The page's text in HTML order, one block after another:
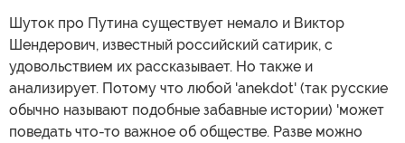
Шуток про Путина существует немало и Виктор
Шендерович, известный российский сатирик, с
удовольствием их рассказывает. Но также и
анализирует. Потому что любой 'anekdot' (так русские
обычно называют подобные забавные истории) 'может
поведать что-то важное об обществе. Разве можно